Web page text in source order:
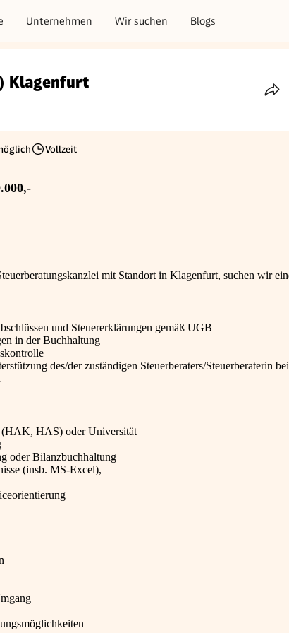
Unternehmen Wir suchen Blogs
Klagenfurt
Beschäftigungsart
Vollzeit
mit Standort in Klagenfurt, suchen wir
und Steuererklärungen gemäß UGB
in der Buchhaltung
des/der zuständigen Steuerberaters/Steuerberaterin
(HAK, HAS) oder Universität
oder Bilanzbuchhaltung
(insb. MS-Excel),